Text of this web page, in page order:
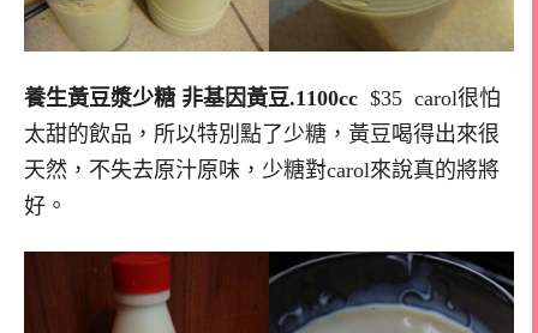
養生黃豆漿少糖 非基因黃豆.1100cc $35 carol很怕
太甜的飲品，所以特別點了少糖，黃豆喝得出來很
天然，不失去原汁原味，少糖對carol來說真的將將
好。